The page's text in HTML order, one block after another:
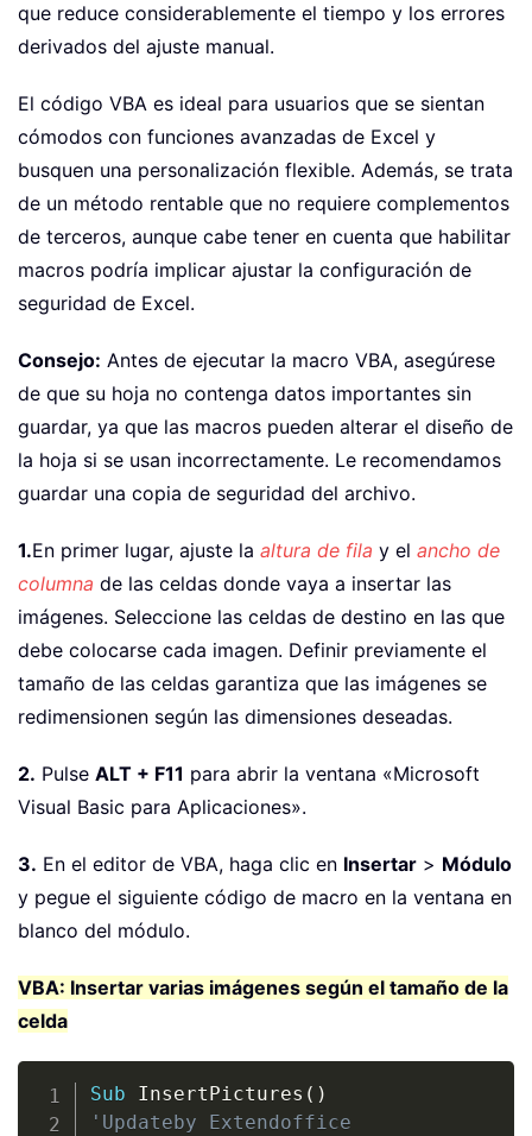
que reduce considerablemente el tiempo y los errores
derivados del ajuste manual.
El código VBA es ideal para usuarios que se sientan
cómodos con funciones avanzadas de Excel y
busquen una personalización flexible. Además, se trata
de un método rentable que no requiere complementos
de terceros, aunque cabe tener en cuenta que habilitar
macros podría implicar ajustar la configuración de
seguridad de Excel.
Consejo: Antes de ejecutar la macro VBA, asegúrese
de que su hoja no contenga datos importantes sin
guardar, ya que las macros pueden alterar el diseño de
la hoja si se usan incorrectamente. Le recomendamos
guardar una copia de seguridad del archivo.
1.En primer lugar, ajuste la altura de fila y el ancho de
columna de las celdas donde vaya a insertar las
imágenes. Seleccione las celdas de destino en las que
debe colocarse cada imagen. Definir previamente el
tamaño de las celdas garantiza que las imágenes se
redimensionen según las dimensiones deseadas.
2. Pulse ALT + F11 para abrir la ventana «Microsoft
Visual Basic para Aplicaciones».
3. En el editor de VBA, haga clic en Insertar > Módulo
y pegue el siguiente código de macro en la ventana en
blanco del módulo.
VBA: Insertar varias imágenes según el tamaño de la
celda
Sub InsertPictures ( )
'Updateby Extendoffice